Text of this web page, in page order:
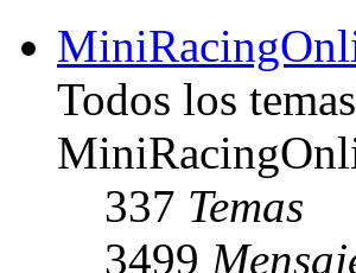
Todos los
337 Temas
3499